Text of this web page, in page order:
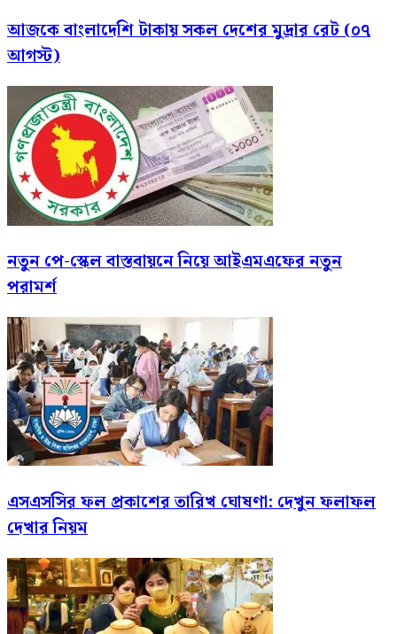
আজকে বাংলাদেশি টাকায় সকল দেশের মুদ্রার রেট (০৭
আগস্ট)
নতুন পে-স্কেল বাস্তবায়নে নিয়ে আইএমএফের নতুন
পরামর্শ
এসএসসির ফল প্রকাশের তারিখ ঘোষণা: দেখুন ফলাফল
দেখার নিয়ম